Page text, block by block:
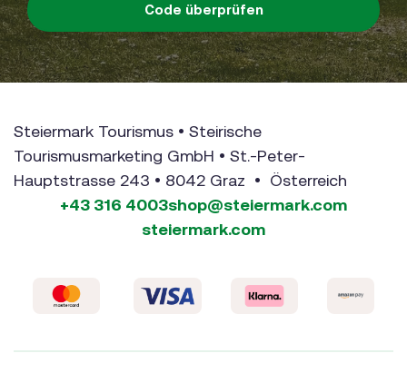
Code überprüfen
Steiermark Tourismus • Steirische
Tourismusmarketing GmbH • St.-Peter-
Hauptstrasse 243 • 8042 Graz • Österreich
+43 316 4003shop@steiermark.com
steiermark.com